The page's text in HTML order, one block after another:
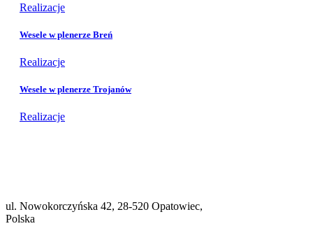
Realizacje
Wesele w plenerze Breń
Realizacje
Wesele w plenerze Trojanów
Realizacje
ul. Nowokorczyńska 42, 28-520 Opatowiec,
Polska